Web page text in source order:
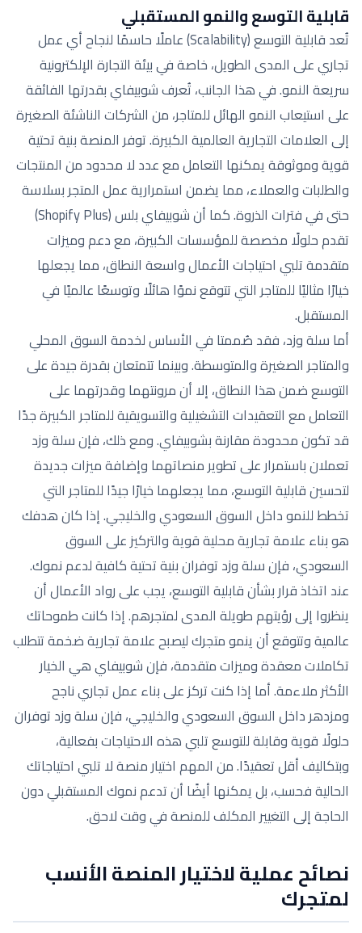
قابلية التوسع والنمو المستقبلي
تُعد قابلية التوسع (Scalability) عاملًا حاسمًا لنجاح أي عمل
تجاري على المدى الطويل، خاصة في بيئة التجارة الإلكترونية
سريعة النمو. في هذا الجانب، تُعرف شوبيفاي بقدرتها الفائقة
على استيعاب النمو الهائل للمتاجر، من الشركات الناشئة الصغيرة
إلى العلامات التجارية العالمية الكبيرة. توفر المنصة بنية تحتية
قوية وموثوقة يمكنها التعامل مع عدد لا محدود من المنتجات
والطلبات والعملاء، مما يضمن استمرارية عمل المتجر بسلاسة
حتى في فترات الذروة. كما أن شوبيفاي بلس (Shopify Plus)
تقدم حلولًا مخصصة للمؤسسات الكبيرة، مع دعم وميزات
متقدمة تلبي احتياجات الأعمال واسعة النطاق، مما يجعلها
خيارًا مثاليًا للمتاجر التي تتوقع نموًا هائلًا وتوسعًا عالميًا في
المستقبل.
أما سلة وزد، فقد صُممتا في الأساس لخدمة السوق المحلي
والمتاجر الصغيرة والمتوسطة. وبينما تتمتعان بقدرة جيدة على
التوسع ضمن هذا النطاق، إلا أن مرونتهما وقدرتهما على
التعامل مع التعقيدات التشغيلية والتسويقية للمتاجر الكبيرة جدًا
قد تكون محدودة مقارنة بشوبيفاي. ومع ذلك، فإن سلة وزد
تعملان باستمرار على تطوير منصاتهما وإضافة ميزات جديدة
لتحسين قابلية التوسع، مما يجعلهما خيارًا جيدًا للمتاجر التي
تخطط للنمو داخل السوق السعودي والخليجي. إذا كان هدفك
هو بناء علامة تجارية محلية قوية والتركيز على السوق
السعودي، فإن سلة وزد توفران بنية تحتية كافية لدعم نموك.
عند اتخاذ قرار بشأن قابلية التوسع، يجب على رواد الأعمال أن
ينظروا إلى رؤيتهم طويلة المدى لمتجرهم. إذا كانت طموحاتك
عالمية وتتوقع أن ينمو متجرك ليصبح علامة تجارية ضخمة تتطلب
تكاملات معقدة وميزات متقدمة، فإن شوبيفاي هي الخيار
الأكثر ملاءمة. أما إذا كنت تركز على بناء عمل تجاري ناجح
ومزدهر داخل السوق السعودي والخليجي، فإن سلة وزد توفران
حلولًا قوية وقابلة للتوسع تلبي هذه الاحتياجات بفعالية،
وبتكاليف أقل تعقيدًا. من المهم اختيار منصة لا تلبي احتياجاتك
الحالية فحسب، بل يمكنها أيضًا أن تدعم نموك المستقبلي دون
الحاجة إلى التغيير المكلف للمنصة في وقت لاحق.
نصائح عملية لاختيار المنصة الأنسب
لمتجرك